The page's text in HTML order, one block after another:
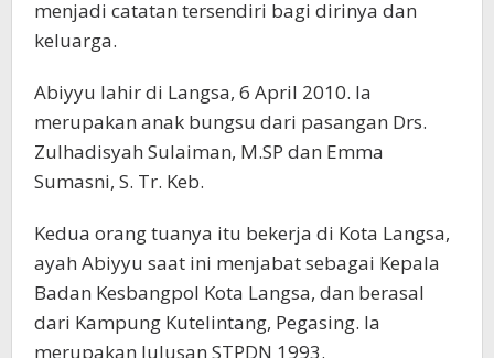
menjadi catatan tersendiri bagi dirinya dan
keluarga.
Abiyyu lahir di Langsa, 6 April 2010. Ia
merupakan anak bungsu dari pasangan Drs.
Zulhadisyah Sulaiman, M.SP dan Emma
Sumasni, S. Tr. Keb.
Kedua orang tuanya itu bekerja di Kota Langsa,
ayah Abiyyu saat ini menjabat sebagai Kepala
Badan Kesbangpol Kota Langsa, dan berasal
dari Kampung Kutelintang, Pegasing. Ia
merupakan lulusan STPDN 1993.